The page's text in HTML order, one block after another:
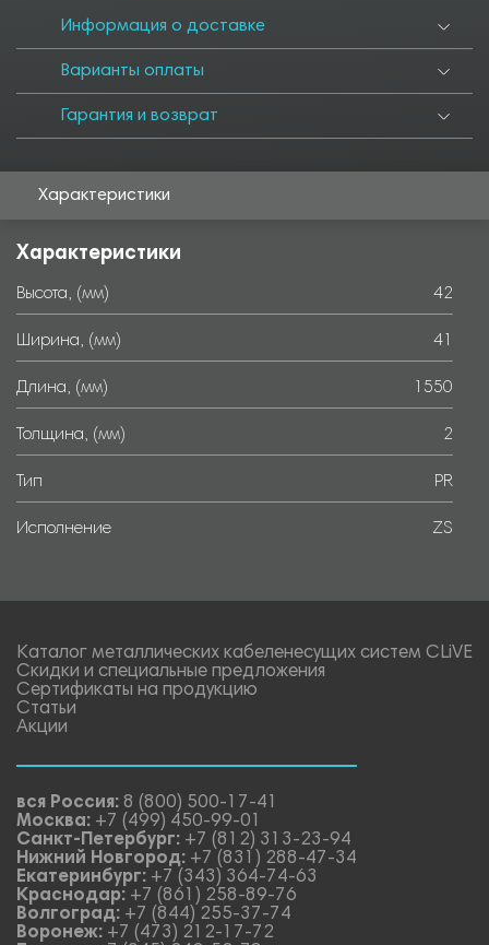
6000
Информация о доставке
Варианты оплаты
Гарантия и возврат
Характеристики
Характеристики
Высота, (мм) 42
Ширина, (мм) 41
Длина, (мм) 1550
Толщина, (мм) 2
Тип PR
Исполнение ZS
Каталог металлических кабеленесущих систем CLiVE
Скидки и специальные предложения
Сертификаты на продукцию
Статьи
Акции
вся Россия: 8 (800) 500-17-41
Москва: +7 (499) 450-99-01
Санкт-Петербург: +7 (812) 313-23-94
Нижний Новгород: +7 (831) 288-47-34
Екатеринбург: +7 (343) 364-74-63
Краснодар: +7 (861) 258-89-76
Волгоград: +7 (844) 255-37-74
Воронеж: +7 (473) 212-17-72